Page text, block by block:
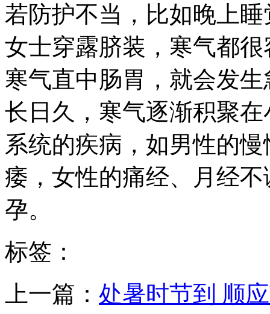
若防护不当，比如晚上
女士穿露脐装，寒气都
寒气直中肠胃，就会发
长日久，寒气逐渐积聚
系统的疾病，如男性的
痿，女性的痛经、月经
孕。
标签：
上一篇： 处暑时节到 顺